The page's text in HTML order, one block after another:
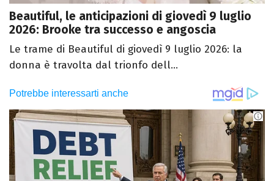
Beautiful, le anticipazioni di giovedì 9 luglio
2026: Brooke tra successo e angoscia
Le trame di Beautiful di giovedì 9 luglio 2026: la
donna è travolta dal trionfo dell...